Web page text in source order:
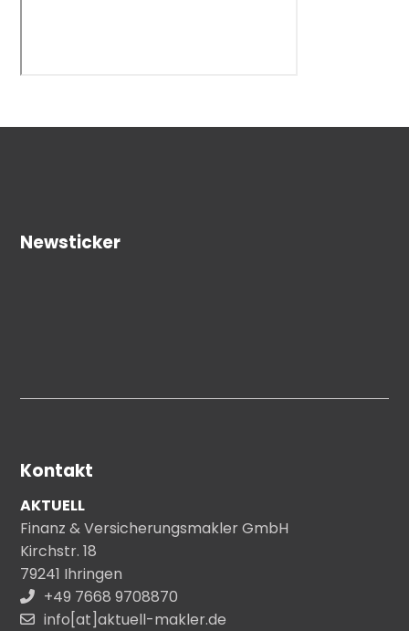
Newsticker
Kontakt
AKTUELL
Finanz & Versicherungsmakler GmbH
Kirchstr. 18
79241 Ihringen
+49 7668 9708870
info[at]aktuell-makler.de